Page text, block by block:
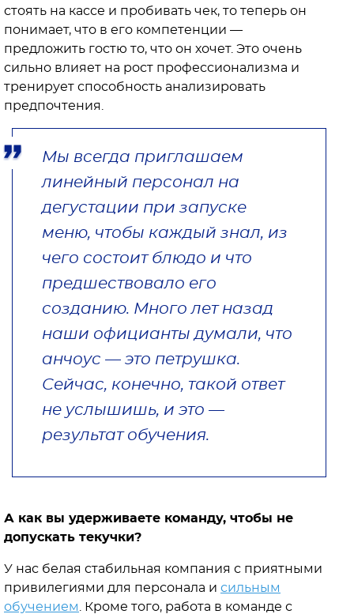
стоять на кассе и пробивать чек, то теперь он
понимает, что в его компетенции —
предложить гостю то, что он хочет. Это очень
сильно влияет на рост профессионализма и
тренирует способность анализировать
предпочтения.
Мы всегда приглашаем
линейный персонал на
дегустации при запуске
меню, чтобы каждый знал, из
чего состоит блюдо и что
предшествовало его
созданию. Много лет назад
наши официанты думали, что
анчоус — это петрушка.
Сейчас, конечно, такой ответ
не услышишь, и это —
результат обучения.
А как вы удерживаете команду, чтобы не
допускать текучки?
У нас белая стабильная компания с приятными
привилегиями для персонала и сильным
обучением
. Кроме того, работа в команде с